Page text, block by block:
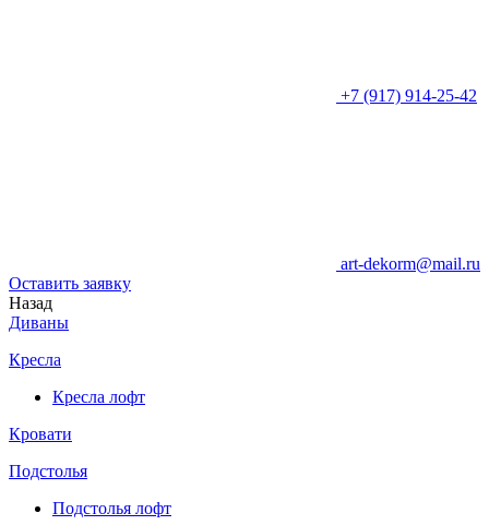
+7 (917) 914-25-42
art-dekorm@mail.ru
Оставить заявку
Назад
Диваны
Кресла
Кресла лофт
Кровати
Подстолья
Подстолья лофт